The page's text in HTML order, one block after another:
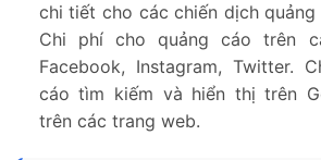
chi tiết cho các chiến dịch
Chi phí cho quảng cáo trên
Facebook, Instagram, Twitter.
cáo tìm kiếm và hiển thị trên
trên các trang web.